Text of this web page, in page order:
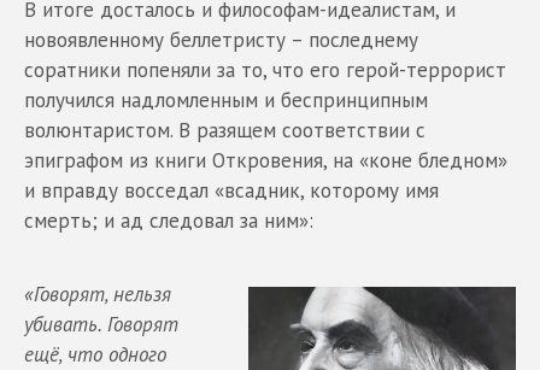
В итоге досталось и философам-идеалистам, и
новоявленному беллетристу – последнему
соратники попеняли за то, что его герой-террорист
получился надломленным и беспринципным
волюнтаристом. В разящем соответствии с
эпиграфом из книги Откровения, на «коне бледном»
и вправду восседал «всадник, которому имя
смерть; и ад следовал за ним»:
«Говорят, нельзя
убивать. Говорят
ещё, что одного